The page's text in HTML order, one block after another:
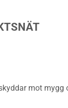
mot